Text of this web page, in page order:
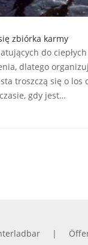
zbiórka karmy
do
dlatego
troszczą się o los
gdy jest…